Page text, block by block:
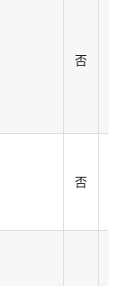
否
否